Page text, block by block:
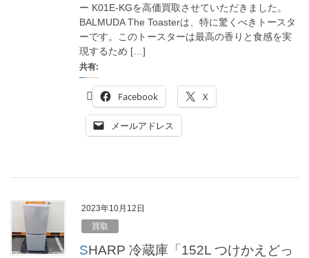
ー K01E-KGを高価買取させていただきました。
BALMUDA The Toasterは、特に驚くべきトースタ
ーです。このトースターは最高の香りと食感を実
現するため […]
共有:
Facebook X
メールアドレス
2023年10月12日
買取
SHARP 冷蔵庫「152L つけかえどっ